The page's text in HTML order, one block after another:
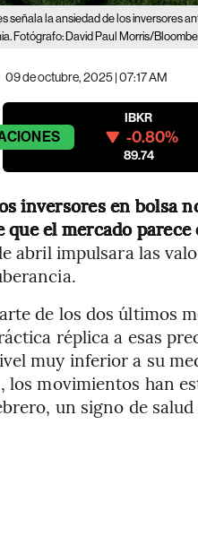
señala la ansiedad de los inversores
Fotógrafo: David Paul Morris/
09 de octubre, 2025 | 07:17 AM
IBKR
-0.80%
89.74
inversores en bolsa
que el mercado parece
abril impulsara las
de los dos últimos
réplica a esas
muy inferior a su
los movimientos han
un signo de